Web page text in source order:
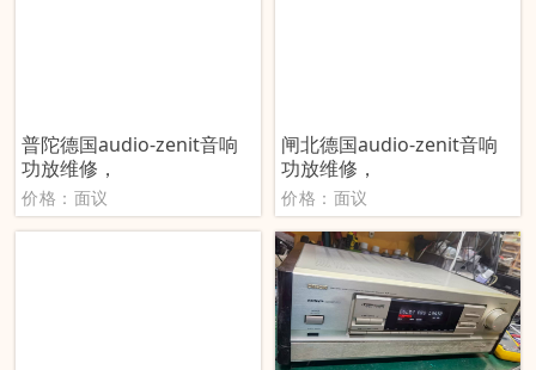
普陀德国audio-zenit音响
功放维修，
价格：面议
闸北德国audio-zenit音响
功放维修，
价格：面议